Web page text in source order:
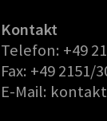
Kontakt
Telefon: +49
Fax: +49 2151/
E-Mail: